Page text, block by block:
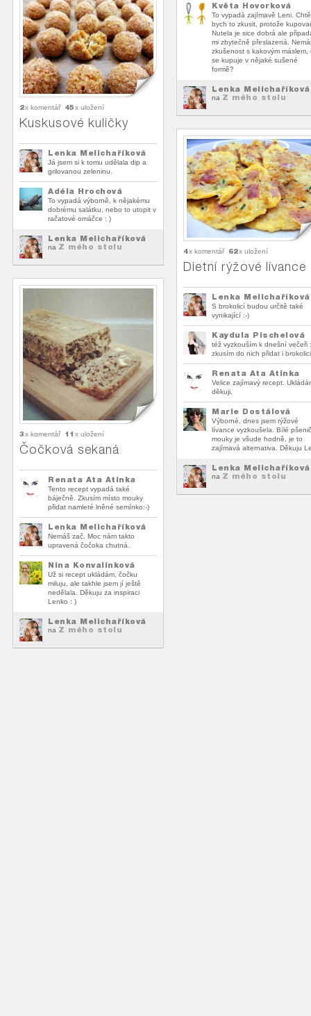
Květa Hovorková
To vypadá zajímavě Leni.
bych to zkusit, protože
Nutela je sice dobrá ale
mi zbytečně přeslazená.
zkušenost s kakovým máslem,
se kupuje v nějaké sušené
formě?
Lenka Melichaříková
na Z mého stolu
2x komentář 45x uložení
Kuskusové kuličky
Lenka Melichaříková
Já jsem si k tomu udělala dip a
grilovanou zeleninu.
Adéla Hrochová
To vypadá výborně, k nějakému
dobrému salátku, nebo to utopit v
račatové omáčce : )
Lenka Melichaříková
na Z mého stolu 4x komentář 62x uložení
Dietní rýžové lívance
Lenka Melichaříková
S brokolicí budou určitě také
vynikající :-)
Kaydula Pischelová
též vyzkouším k dnešní večeři
zkusím do nich přidat i
Renata Ata Atinka
Velice zajímavý recept.
děkuji.
Marie Dostálová
Výborné, dnes jsem rýžové
lívance vyzkoušela. Bílé
mouky je všude hodně, je to
zajímavá alternativa. Děkuju
Lenka Melichaříková
na Z mého stolu
3x komentář 11 x uložení
Čočková sekaná
Renata Ata Atinka
Tento recept vypadá také
báječně. Zkusím místo mouky
přidat namleté lněné semínko:-)
Lenka Melichaříková
Nemáš zač. Moc nám takto
upravená čočoka chutná.
Nina Konvalinková
Už si recept ukládám, čočku
miluju, ale takhle jsem jí ještě
nedělala. Děkuju za inspiraci
Lenko : )
Lenka Melichaříková
na Z mého stolu